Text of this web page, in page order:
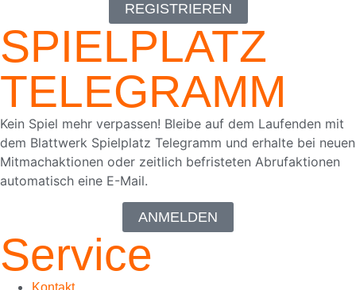
REGISTRIEREN
SPIELPLATZ
TELEGRAMM
Kein Spiel mehr verpassen! Bleibe auf dem Laufenden mit
dem Blattwerk Spielplatz Telegramm und erhalte bei neuen
Mitmachaktionen oder zeitlich befristeten Abrufaktionen
automatisch eine E-Mail.
ANMELDEN
Service
Kontakt